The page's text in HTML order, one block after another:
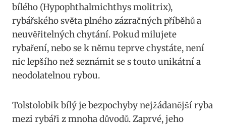
bílého (Hypophthalmichthys molitrix),
rybářského světa plného zázračných⁤ příběhů a
neuvěřitelných chytání. Pokud ‌milujete
⁣rybaření, nebo se⁢ k němu teprve ⁣chystáte, není
nic lepšího než seznámit se s touto unikátní a
neodolatelnou ⁣rybou.
Tolstolobik bílý je bezpochyby nejžádanější ryba
mezi rybáři z‌ mnoha důvodů. Zaprvé, jeho